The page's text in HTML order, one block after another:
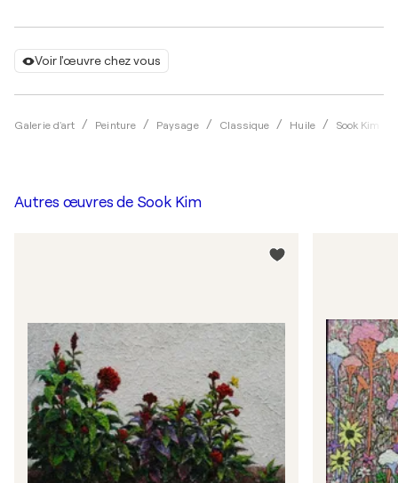
Voir l'œuvre chez vous
Galerie d'art Peinture Paysage Classique Huile Sook Kim
Autres œuvres de Sook Kim